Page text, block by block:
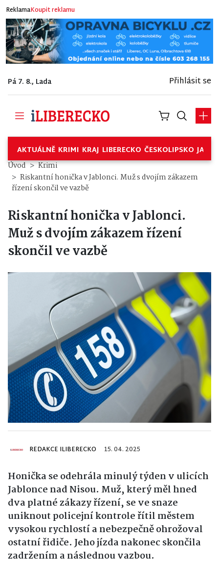
ReklamaKoupit reklamu
Pá 7. 8., Lada Přihlásit se
AKTUÁLNĚ KRIMI KRAJ LIBERECKO ČESKOLIPSKO
Úvod
Krimi
Riskantní honička v Jablonci. Muž s dvojím zákazem
řízení skončil ve vazbě
Riskantní honička v Jablonci.
Muž s dvojím zákazem řízení
skončil ve vazbě
REDAKCE ILIBERECKO 15. 04. 2025
Honička se odehrála minulý týden v ulicích
Jablonce nad Nisou. Muž, který měl hned
dva platné zákazy řízení, se ve snaze
uniknout policejní kontrole řítil městem
vysokou rychlostí a nebezpečně ohrožoval
ostatní řidiče. Jeho jízda nakonec skončila
zadržením a následnou vazbou.